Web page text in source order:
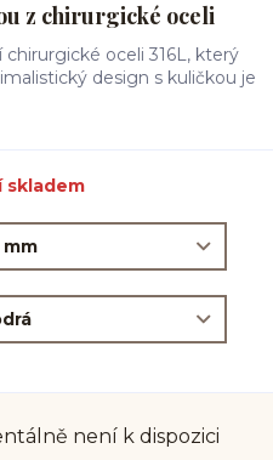
z chirurgické oceli
oceli 316L, který
design s kuličkou je
skladem
není k dispozici